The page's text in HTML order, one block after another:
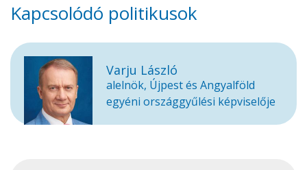
Kapcsolódó politikusok
Varju László
alelnök, Újpest és Angyalföld
egyéni országgyűlési képviselője